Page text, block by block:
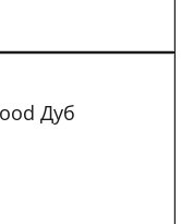
Дуб